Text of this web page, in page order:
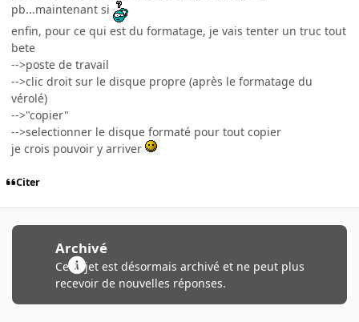
pb...maintenant si
enfin, pour ce qui est du formatage, je vais tenter un truc tout
bete
-->poste de travail
-->clic droit sur le disque propre (après le formatage du
vérolé)
-->"copier"
-->selectionner le disque formaté pour tout copier
je crois pouvoir y arriver
Citer
Archivé
Ce sujet est désormais archivé et ne peut plus
recevoir de nouvelles réponses.